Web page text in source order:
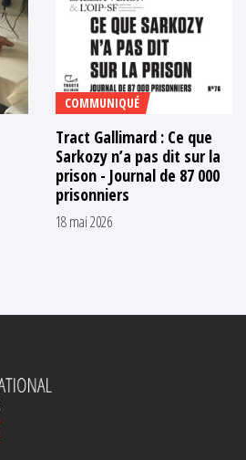
COMMUNIQUÉ
Tract Gallimard : Ce que
Sarkozy n’a pas dit sur la
prison - Journal de 87 000
prisonniers
18 mai 2026